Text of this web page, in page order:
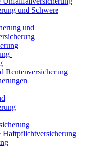
und Schwere
und
Rentenversicherung
Haftpflichtversicherung